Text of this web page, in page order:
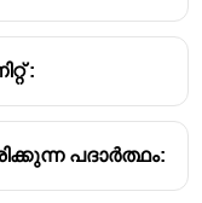
:
പദാർത്ഥം: